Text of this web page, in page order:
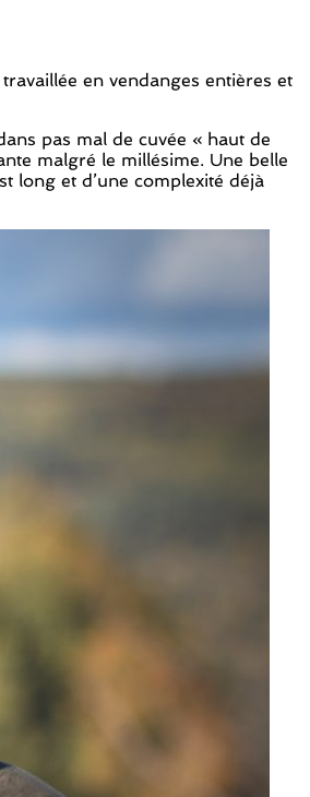
en vendanges entières et
pas mal de cuvée « haut de
malgré le millésime. Une belle
long et d’une complexité déjà